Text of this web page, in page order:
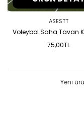
ASESTT
75,00TL
Yeni